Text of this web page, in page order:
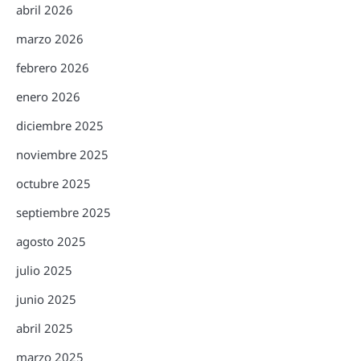
abril 2026
marzo 2026
febrero 2026
enero 2026
diciembre 2025
noviembre 2025
octubre 2025
septiembre 2025
agosto 2025
julio 2025
junio 2025
abril 2025
marzo 2025